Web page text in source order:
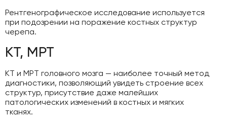
Рентгенографическое исследование используется
при подозрении на поражение костных структур
черепа.
КТ, МРТ
КТ и МРТ головного мозга — наиболее точный метод
диагностики, позволяющий увидеть строение всех
структур, присутствие даже малейших
патологических изменений в костных и мягких
тканях.